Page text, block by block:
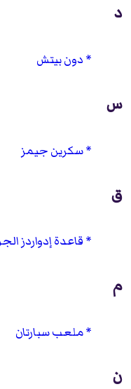
د
دون بيتش
س
سكرين جيمز
ق
قاعدة إدواردز
م
ملعب سبارتان
ن